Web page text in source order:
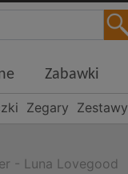
Zabawki
Zegary Zestawy
- Luna Lovegood